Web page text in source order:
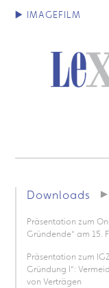
Downloads
Präsentation zum
Gründende“ am 15.
Präsentation zum
Gründung I“:
von Verträgen